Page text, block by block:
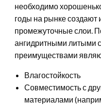
необходимо
годы на рынке
промежуточные слои.
ангидритными литыми
преимуществами
Влагостойкость
Совместимость с
материалами